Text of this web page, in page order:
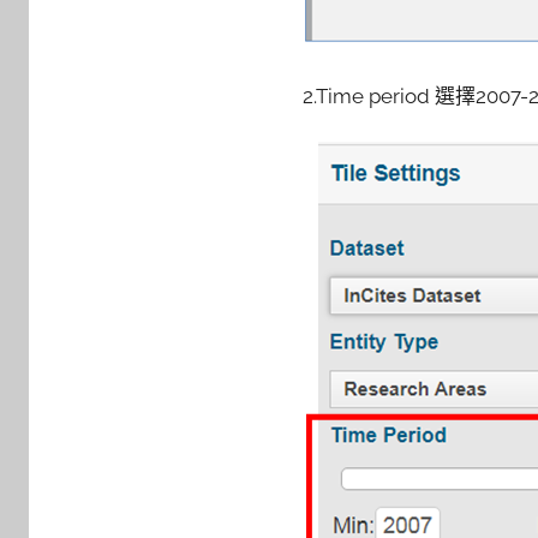
2.Time period 選擇2007-